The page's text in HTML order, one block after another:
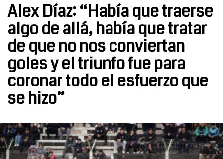
Alex Díaz: “Había que traerse
algo de allá, había que tratar
de que no nos conviertan
goles y el triunfo fue para
coronar todo el esfuerzo que
se hizo”